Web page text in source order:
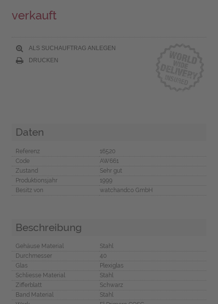
verkauft
ALS SUCHAUFTRAG ANLEGEN
DRUCKEN
Daten
Referenz
16520
Code
AW661
Zustand
Sehr gut
Produktionsjahr
1999
Besitz von
watchandco GmbH
Beschreibung
Gehäuse Material
Stahl
Durchmesser
40
Glas
Plexiglas
Schliesse Material
Stahl
Zifferblatt
Schwarz
Band Material
Stahl